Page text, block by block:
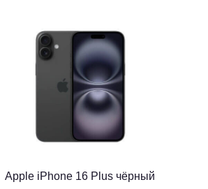
Apple iPhone 16 Plus чёрный